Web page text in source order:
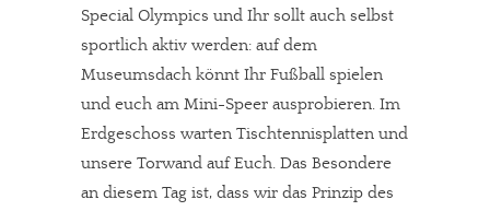
Special Olympics und Ihr sollt auch selbst
sportlich aktiv werden: auf dem
Museumsdach könnt Ihr Fußball spielen
und euch am Mini-Speer ausprobieren. Im
Erdgeschoss warten Tischtennisplatten und
unsere Torwand auf Euch. Das Besondere
an diesem Tag ist, dass wir das Prinzip des